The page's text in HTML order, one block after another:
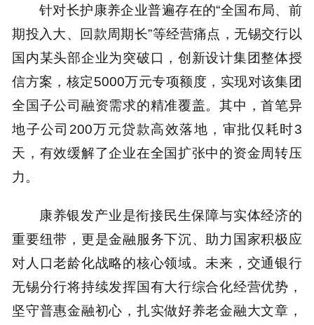
针对长护康养企业普遍存在的“全国布局、前
期投入大、回款周期长”等经营痛点，无锡交行以
国内某头部企业为突破口，创新设计集团整体授
信方案，核定5000万元专项额度，实现对该集团
全国子公司融资需求的精准覆盖。其中，首笔异
地子公司200万元贷款高效落地，审批仅耗时3
天，有效缓解了企业在全国扩张中的资金周转压
力。
康养银发产业是衔接民生保障与实体经济的
重要纽带，更是金融服务下沉、助力国家积极应
对人口老龄化战略的核心领域。未来，交通银行
无锡分行将持续发挥国有大行综合化经营优势，
坚守普惠金融初心，扎实做好养老金融大文章，